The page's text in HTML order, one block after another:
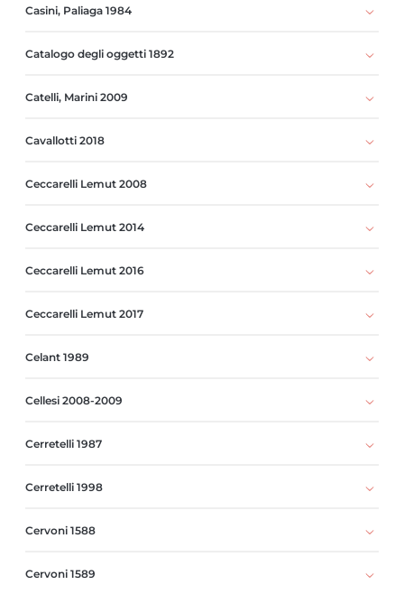
Casini, Paliaga 1984
Catalogo degli oggetti 1892
Catelli, Marini 2009
Cavallotti 2018
Ceccarelli Lemut 2008
Ceccarelli Lemut 2014
Ceccarelli Lemut 2016
Ceccarelli Lemut 2017
Celant 1989
Cellesi 2008-2009
Cerretelli 1987
Cerretelli 1998
Cervoni 1588
Cervoni 1589